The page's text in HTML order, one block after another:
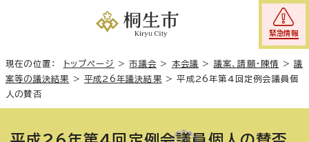
緊急情報
現在の位置： トップページ >市議会 > 本会議 > 議案、請願・陳情 >議
案等の議決結果
>平成26年議決結果 >平成26年第4回定例会議員個
人の賛否